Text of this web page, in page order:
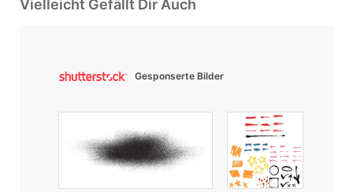
Vielleicht Gefällt Dir Auch
Gesponserte Bilder